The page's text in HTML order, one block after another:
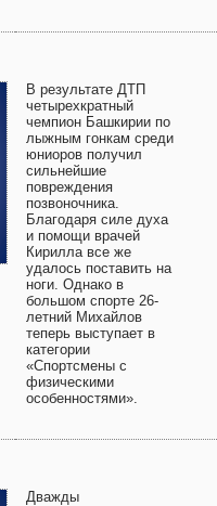
В результате ДТП
четырехкратный
чемпион Башкирии по
лыжным гонкам среди
юниоров получил
сильнейшие
повреждения
позвоночника.
Благодаря силе духа
и помощи врачей
Кирилла все же
удалось поставить на
ноги. Однако в
большом спорте 26-
летний Михайлов
теперь выступает в
категории
«Спортсмены с
физическими
особенностями».
Дважды